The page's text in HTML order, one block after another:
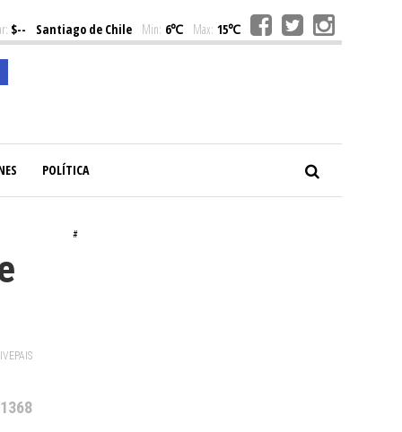
$-- Santiago de Chile Min: 6℃ Max: 15℃
POLÍTICA
#